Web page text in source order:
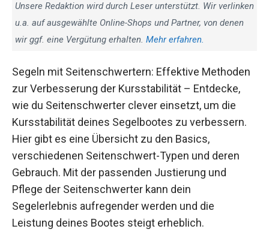
Unsere Redaktion wird durch Leser unterstützt. Wir verlinken
u.a. auf ausgewählte Online-Shops und Partner, von denen
wir ggf. eine Vergütung erhalten. Mehr erfahren.
Segeln mit Seitenschwertern: Effektive Methoden
zur Verbesserung der Kursstabilität – Entdecke,
wie du Seitenschwerter clever einsetzt, um die
Kursstabilität deines Segelbootes zu verbessern.
Hier gibt es eine Übersicht zu den Basics,
verschiedenen Seitenschwert-Typen und deren
Gebrauch. Mit der passenden Justierung und
Pflege der Seitenschwerter kann dein
Segelerlebnis aufregender werden und die
Leistung deines Bootes steigt erheblich.